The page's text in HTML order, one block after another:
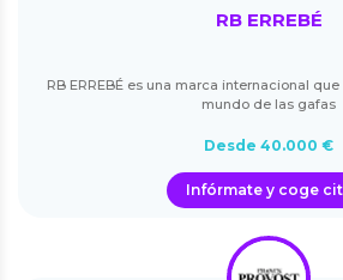
RB ERREBÉ
RB ERREBÉ es una marca internacional
mundo de las gafas
Desde 40.000 €
Infórmate y coge